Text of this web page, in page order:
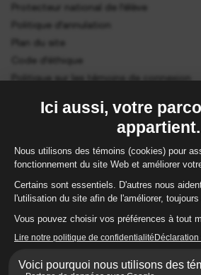
Protecteur national de l’élève
Politique d’annulation
Plan du site
Code d’éthique
Politique sur les témoins de connexion
ÉtudeSecours (ÉS) est un organisme accrédité
ministère de l’Éducation du Québec (MEQ –
ÉtudeSecours, la langue d’enseignement est le
secondaires (DES). L’obtention d’un diplôme
est assujettie à une épreuve imposée par le